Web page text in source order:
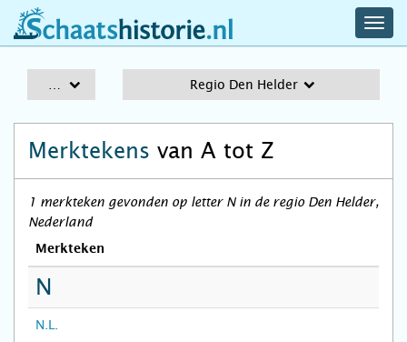
schaatshistorie.nl
Regio Den Helder
Merktekens van A tot Z
1 merkteken gevonden op letter N in de regio Den Helder,
Nederland
Merkteken
N
N.L.